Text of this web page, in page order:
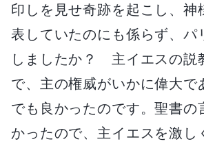
印しを見せ奇跡を起こし、神
表していたのにも係らず、パ
しましたか？ 主イエスの説
で、主の権威がいかに偉大で
でも良かったのです。聖書の
かったので、主イエスを激し